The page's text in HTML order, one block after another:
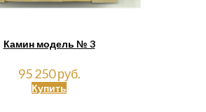
Камин модель № 3
95 250 руб.
Купить